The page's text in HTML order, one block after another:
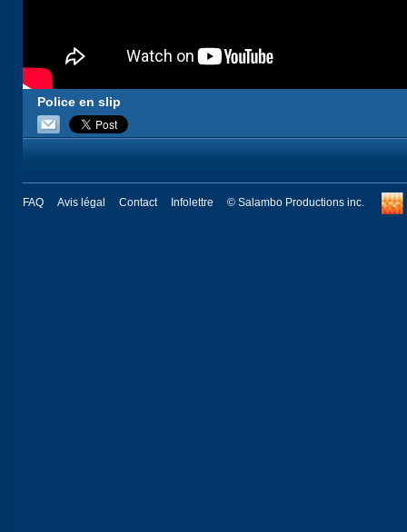
Police en slip
FAQ Avis légal Contact Infolettre © Salambo Productions inc.